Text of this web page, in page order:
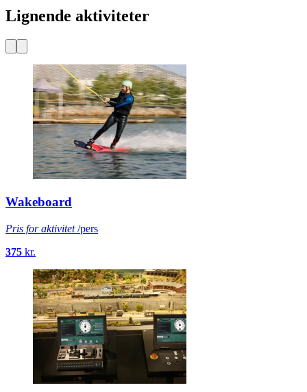
Lignende aktiviteter
Wakeboard
Pris for aktivitet/pers
375 kr.